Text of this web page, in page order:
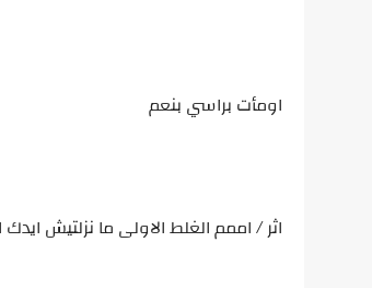
اومأت براسي بنعم
اثر / اممم الغلط الاولى ما نزلتيش